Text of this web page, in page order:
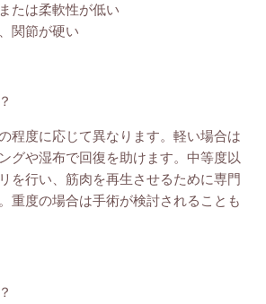
たは柔軟性が低い
関節が硬い
程度に応じて異なります。軽い場合は
グや湿布で回復を助けます。中等度以
を行い、筋肉を再生させるために専門
重度の場合は手術が検討されることも